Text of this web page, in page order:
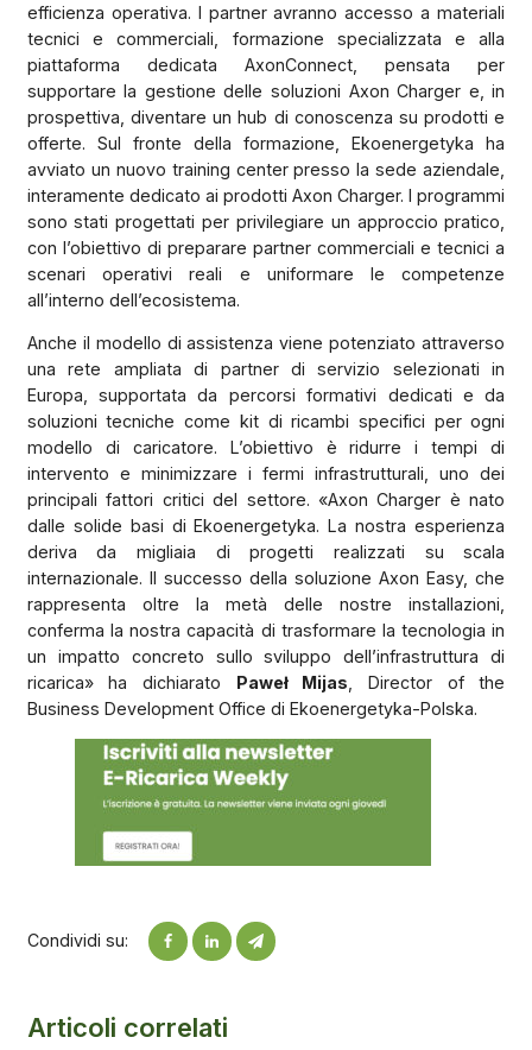
efficienza operativa. I partner avranno accesso a materiali
tecnici e commerciali, formazione specializzata e alla
piattaforma dedicata AxonConnect, pensata per
supportare la gestione delle soluzioni Axon Charger e, in
prospettiva, diventare un hub di conoscenza su prodotti e
offerte. Sul fronte della formazione, Ekoenergetyka ha
avviato un nuovo training center presso la sede aziendale,
interamente dedicato ai prodotti Axon Charger. I programmi
sono stati progettati per privilegiare un approccio pratico,
con l’obiettivo di preparare partner commerciali e tecnici a
scenari operativi reali e uniformare le competenze
all’interno dell’ecosistema.
Anche il modello di assistenza viene potenziato attraverso
una rete ampliata di partner di servizio selezionati in
Europa, supportata da percorsi formativi dedicati e da
soluzioni tecniche come kit di ricambi specifici per ogni
modello di caricatore. L’obiettivo è ridurre i tempi di
intervento e minimizzare i fermi infrastrutturali, uno dei
principali fattori critici del settore. «Axon Charger è nato
dalle solide basi di Ekoenergetyka. La nostra esperienza
deriva da migliaia di progetti realizzati su scala
internazionale. Il successo della soluzione Axon Easy, che
rappresenta oltre la metà delle nostre installazioni,
conferma la nostra capacità di trasformare la tecnologia in
un impatto concreto sullo sviluppo dell’infrastruttura di
ricarica» ha dichiarato Paweł Mijas , Director of the
Business Development Office di Ekoenergetyka-Polska.
Condividi su:
Articoli correlati